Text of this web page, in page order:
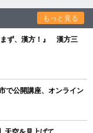
もっと見る
まず、漢方！』 漢方三
で公開講座、オンライン